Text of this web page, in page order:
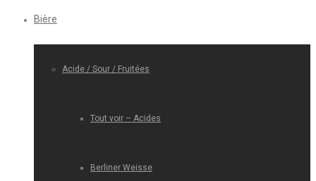
Bière
Acide / Sour / Fruitées
Tout voir – Acides
Berliner Weisse